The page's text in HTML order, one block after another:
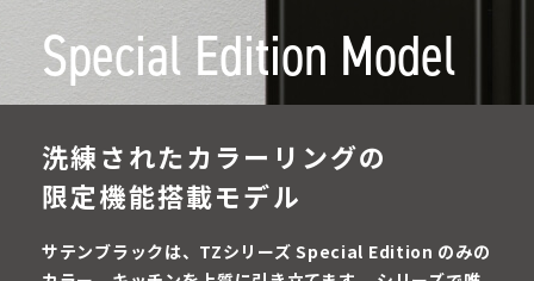
Special Edition Model
洗練されたカラーリングの
限定機能搭載モデル
サテンブラックは、TZシリーズ Special Edition のみの